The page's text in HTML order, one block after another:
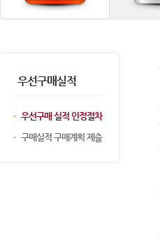
우선구매실적
우선구매 실적 인정절차
구매실적 구매계획 제출